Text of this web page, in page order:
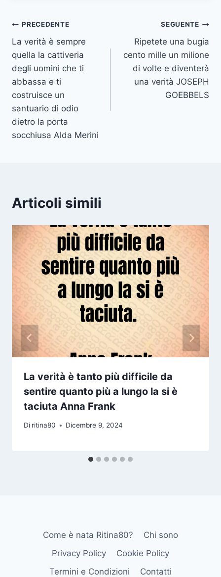
Navigazione
articoli
PRECEDENTE
La verità è sempre
quella la cattiveria
degli uomini che ti
abbassa e ti
costruisce un
santuario di odio
dietro la porta
socchiusa Alda Merini
SEGUENTE
Ripetete una bugia
cento mille un milione
di volte e diventerà
una verità JOSEPH
GOEBBELS
Articoli simili
La verità è tanto più difficile da
sentire quanto più a lungo la si è
taciuta Anna Frank
Di ritina80 Dicembre 9, 2024
Come è nata Ritina80?
Chi sono
Privacy Policy
Cookie Policy
Termini e Condizioni
Contatti